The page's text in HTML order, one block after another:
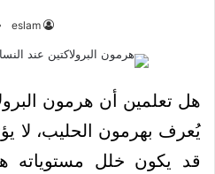
eslam
هل تعلمين أن هرمون
يُعرف بهرمون الحليب، لا
قد يكون خلل مستوياته